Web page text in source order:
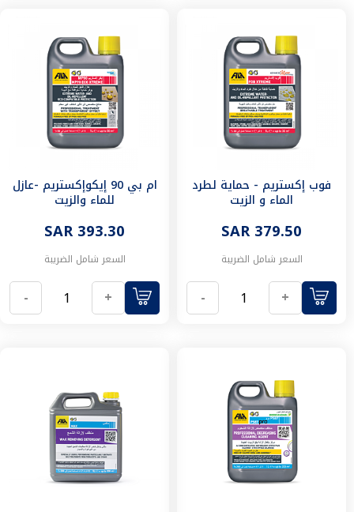
فندقية
انتركوم
فرامه
نفايات
الطعام
وأرضيات
العناية
للبلاط
و
الأرضيات
حسب
السطح
غراء
البلاط
و
الترويبية
بلاط
مسابح
بلاط
فوب إكستريم - حماية لطرد
الماء و الزيت
SAR 379.50
السعر شامل الضريبة
+
-
ام بي 90 إيكوإكستريم -عازل
للماء والزيت
SAR 393.30
السعر شامل الضريبة
+
-